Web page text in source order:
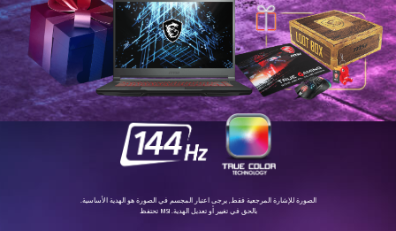
.الصورة للإشارة المرجعیة فقط, یرجى اعتبار المجسم في الصورة ھو الھدیة الأساسیة
تحتفظ MSI .بالحق في تغییر أو تعدیل الھدیة